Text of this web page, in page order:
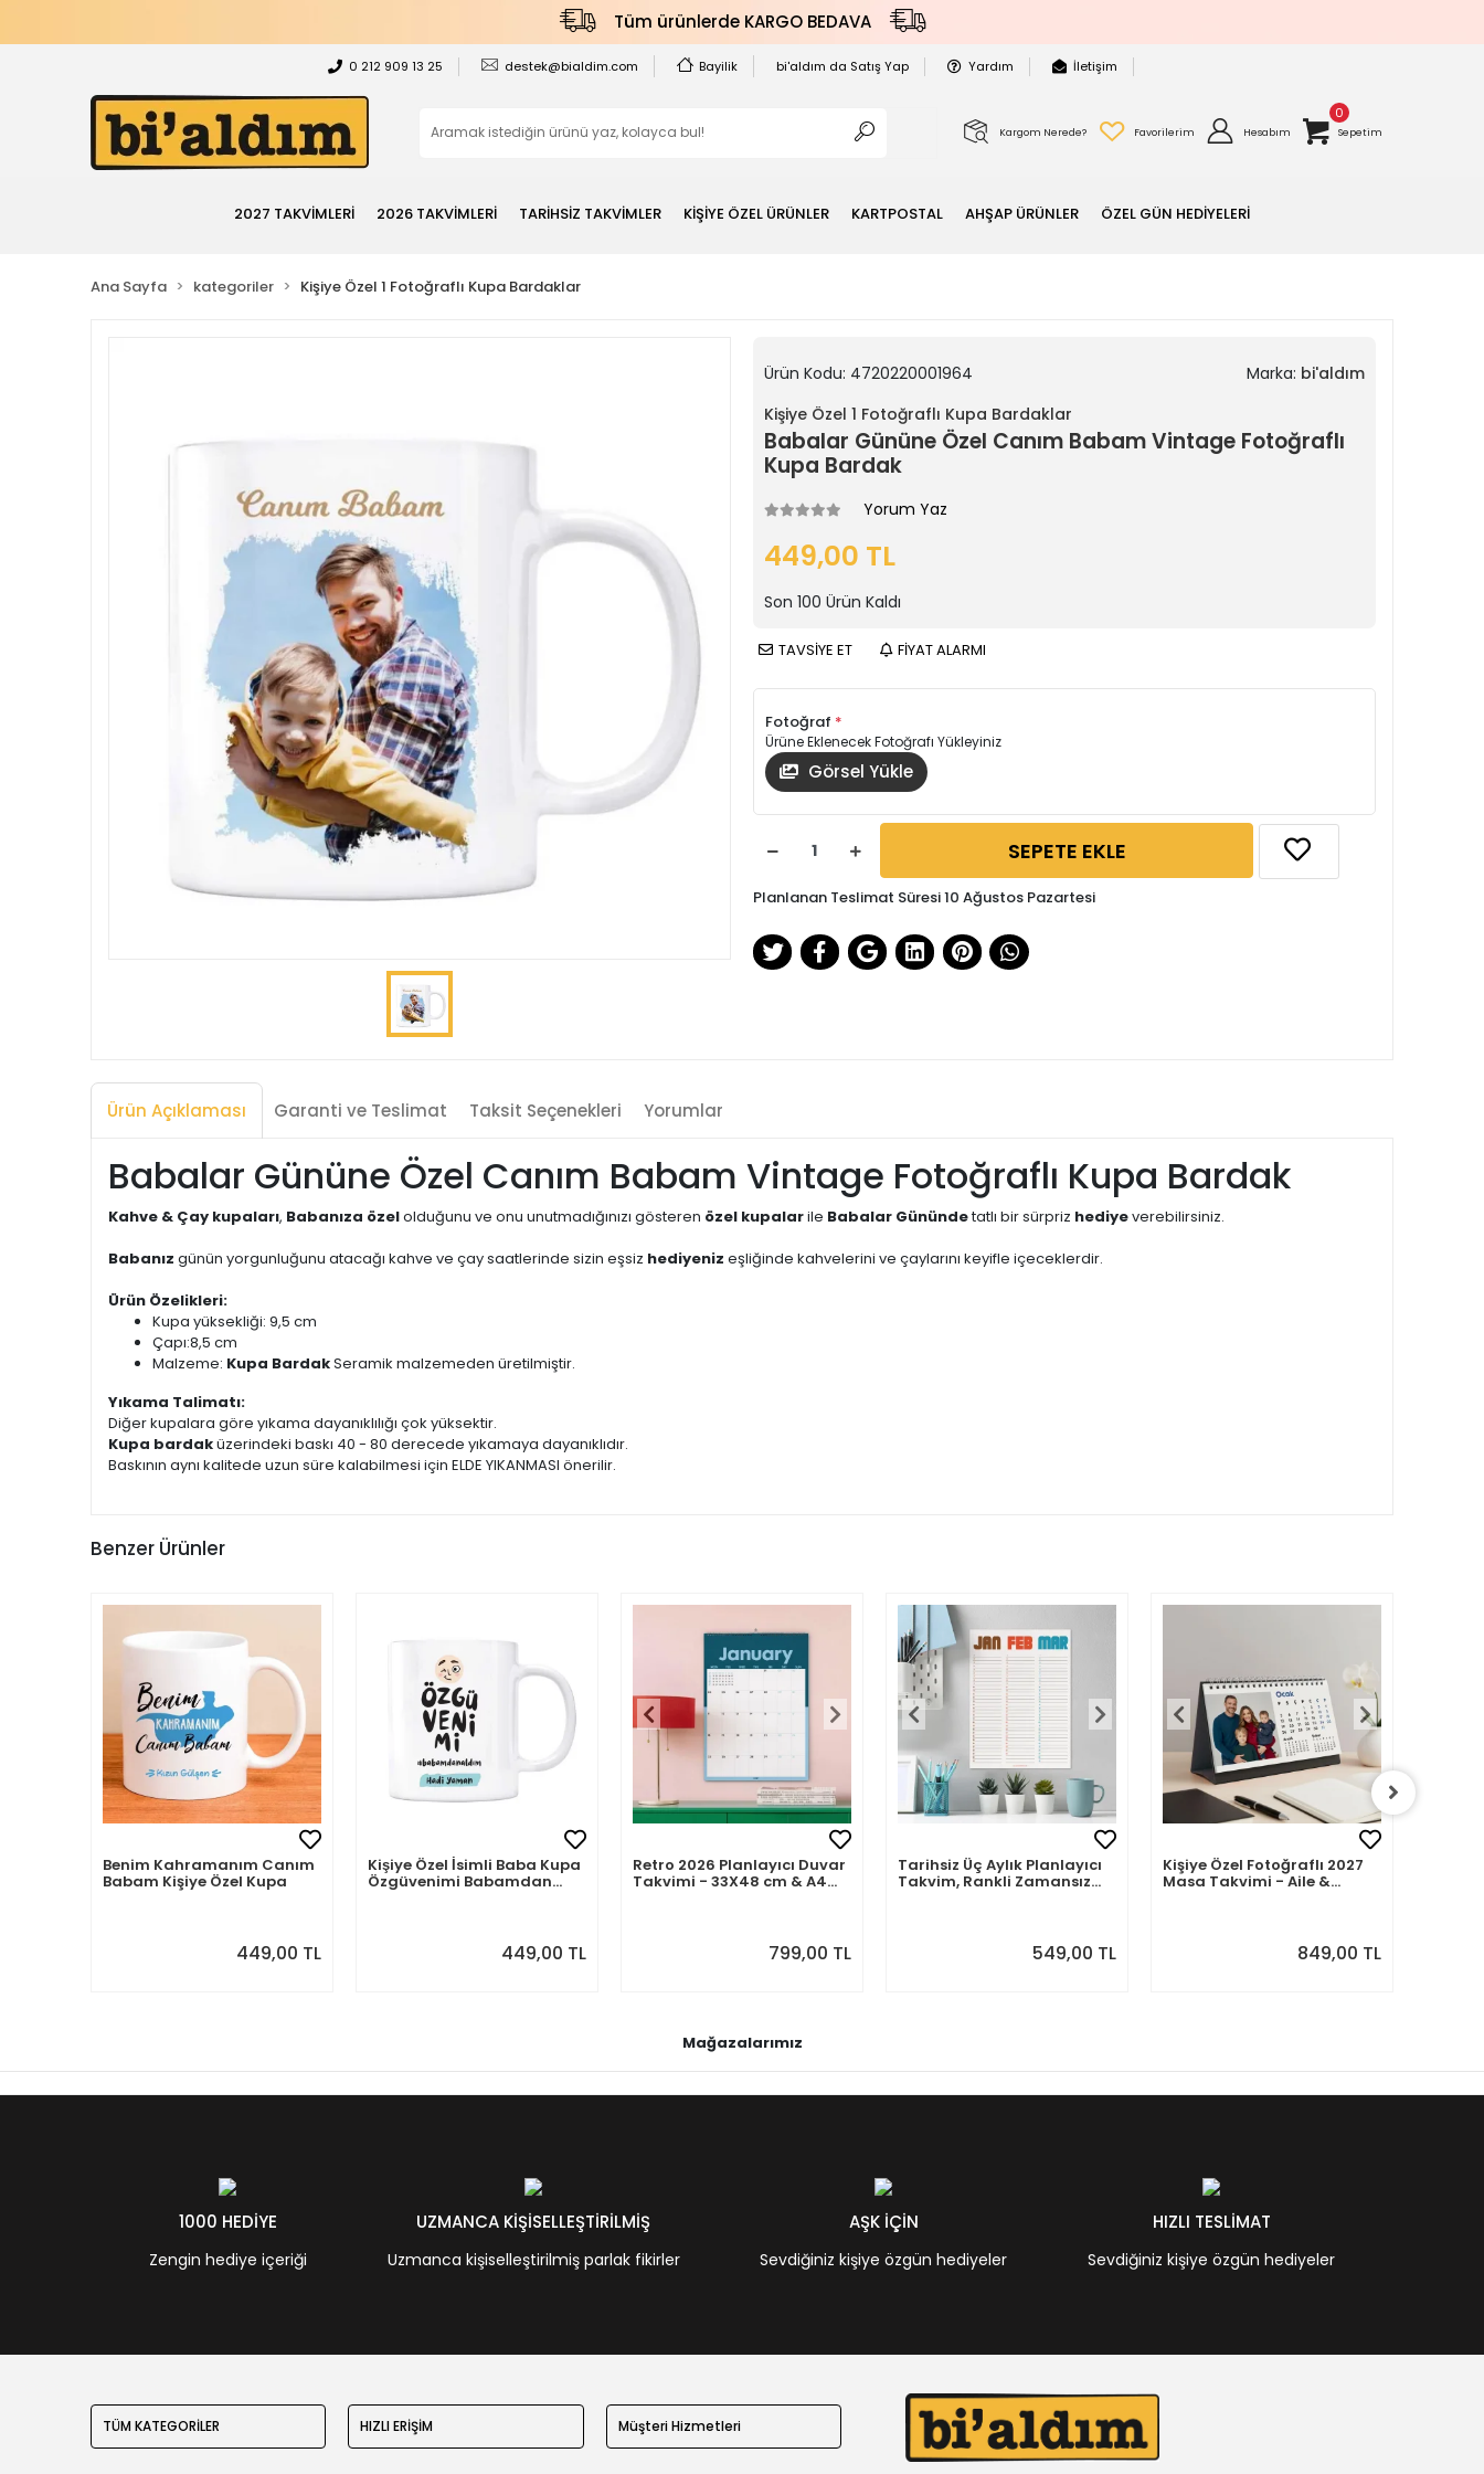
Tüm ürünlerde KARGO BEDAVA
0 212 909 13 25 destek@bialdim.com Bayilik bi'aldım da Satış Yap Yardım İletişim
Kargom Nerede? Favorilerim Hesabım
0
Sepetim
2027 TAKVİMLERİ 2026 TAKVİMLERİ TARİHSİZ TAKVİMLER KİŞİYE ÖZEL ÜRÜNLER KARTPOSTAL AHŞAP ÜRÜNLER ÖZEL GÜN HEDİYELERİ
Ana Sayfa kategoriler Kişiye Özel 1 Fotoğraflı Kupa Bardaklar
Ürün Kodu: 4720220001964 Marka: bi'aldım
Kişiye Özel 1 Fotoğraflı Kupa Bardaklar
Babalar Gününe Özel Canım Babam Vintage Fotoğraflı
Kupa Bardak
Yorum Yaz
449,00 TL
Son 100 Ürün Kaldı
TAVSİYE ET FİYAT ALARMI
Fotoğraf *
Ürüne Eklenecek Fotoğrafı Yükleyiniz
Görsel Yükle
SEPETE EKLE
Planlanan Teslimat Süresi 10 Ağustos Pazartesi
Ürün Açıklaması Garanti ve Teslimat Taksit Seçenekleri Yorumlar
Babalar Gününe Özel Canım Babam Vintage Fotoğraflı Kupa Bardak
Kahve & Çay kupaları, Babanıza özelolduğunu ve onu unutmadığınızı gösteren özel kupalarile Babalar Günündetatlı bir sürpriz hediyeverebilirsiniz.
Babanız günün yorgunluğunu atacağı kahve ve çay saatlerinde sizin eşsiz hediyeniz eşliğinde kahvelerini ve çaylarını keyifle içeceklerdir.
Ürün Özelikleri:
Kupa yüksekliği: 9,5 cm
Çapı:8,5 cm
Malzeme: Kupa BardakSeramik malzemeden üretilmiştir.
Yıkama Talimatı:
Diğer kupalara göre yıkama dayanıklılığı çok yüksektir.
Kupa bardaküzerindeki baskı 40 - 80 derecede yıkamaya dayanıklıdır.
Baskının aynı kalitede uzun süre kalabilmesi için ELDE YIKANMASI önerilir.
Benzer Ürünler
Benim Kahramanım Canım
Babam Kişiye Özel Kupa
449,00 TL
Kişiye Özel İsimli Baba Kupa
Özgüvenimi Babamdan
449,00 TL
Retro 2026 Planlayıcı Duvar
Takvimi - 33X48 cm & A4
799,00 TL
Tarihsiz Üç Aylık Planlayıcı
Takvim, Rankli Zamansız
549,00 TL
Kişiye Özel Fotoğraflı 2027
Masa Takvimi - Aile &
849,00 TL
Mağazalarımız
1000 HEDİYE
Zengin hediye içeriği
UZMANCA KİŞİSELLEŞTİRİLMİŞ
Uzmanca kişiselleştirilmiş parlak fikirler
AŞK İÇİN
Sevdiğiniz kişiye özgün hediyeler
HIZLI TESLİMAT
Sevdiğiniz kişiye özgün hediyeler
TÜM KATEGORİLER HIZLI ERİŞİM Müşteri Hizmetleri